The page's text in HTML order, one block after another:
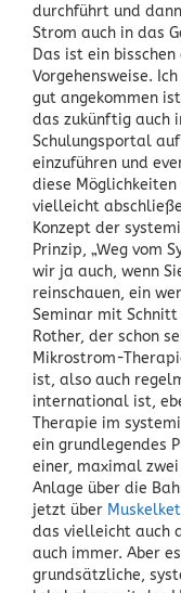
durchführt und
Strom auch in das
Das ist ein
Vorgehensweise.
gut angekommen
das zukünftig auch
Schulungsportal
einzuführen und
diese
vielleicht
Konzept der
Prinzip, „Weg vom
wir ja auch, wenn
reinschauen, ein
Seminar mit
Rother, der schon
Mikrostrom-
ist, also auch
international ist,
Therapie im
ein grundlegendes
einer, maximal
Anlage über die
jetzt über
das vielleicht auch
auch immer. Aber
grundsätzliche,